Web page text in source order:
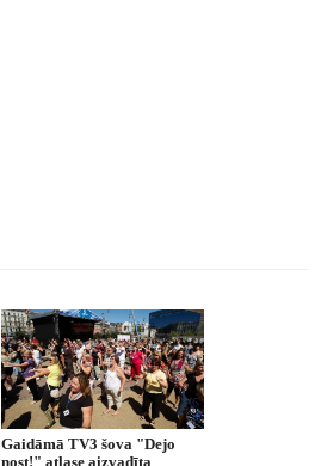
Gaidāmā TV3 šova "Dejo
nost!" atlase aizvadīta